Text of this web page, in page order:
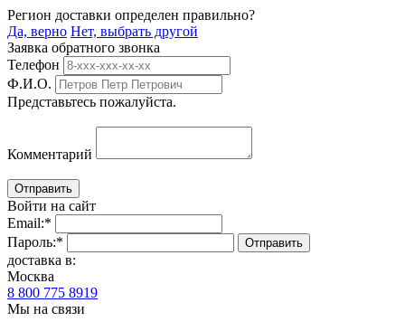
Регион доставки определен правильно?
Да, верно Нет, выбрать другой
Заявка обратного звонка
Телефон
Ф.И.О.
Представьтесь пожалуйста.
Комментарий
Войти на сайт
Email:*
Пароль:*
доставка в:
Москва
8 800 775 8919
Мы на связи